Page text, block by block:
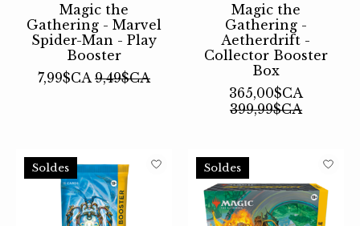
Magic the
Gathering - Marvel
Spider-Man - Play
Booster
7,99$CA 9,49$CA
Magic the
Gathering -
Aetherdrift -
Collector Booster
Box
365,00$CA
399,99$CA
Soldes Soldes